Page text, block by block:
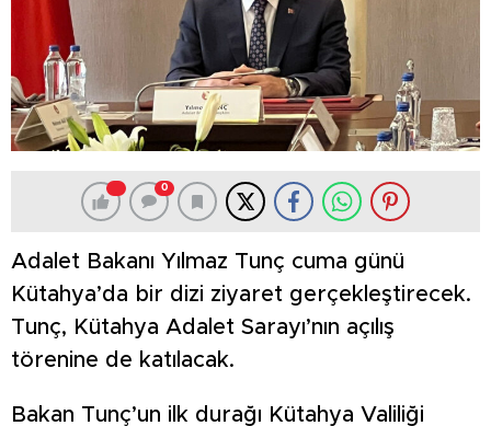
0
Adalet Bakanı Yılmaz Tunç cuma günü
Kütahya’da bir dizi ziyaret gerçekleştirecek.
Tunç, Kütahya Adalet Sarayı’nın açılış
törenine de katılacak.
Bakan Tunç’un ilk durağı Kütahya Valiliği